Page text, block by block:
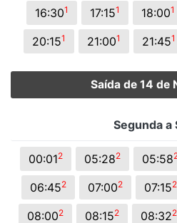
16:301 17:151 18:001
20:151 21:001 21:451
Saída de 14 de
Segunda a
00:012 05:282 05:58
06:452 07:002 07:152
08:002 08:152 08:322